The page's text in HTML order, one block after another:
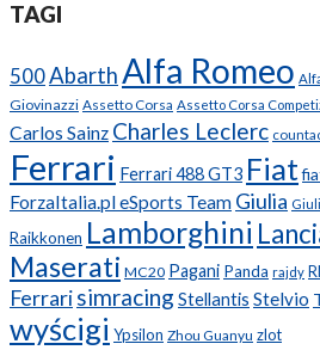
TAGI
500AbarthAlfa Romeo
Giovinazzi Assetto Corsa Assetto Corsa
Carlos Sainz Charles Leclerc
Ferrari Ferrari 488 GT3 Fiat
ForzaItalia.pl eSports Team Giulia
Raikkonen Lamborghini
Maserati MC20 Pagani Panda rajdy
Ferrarisimracing Stellantis Stelvio
wyścigi Ypsilon Zhou Guanyu zlot